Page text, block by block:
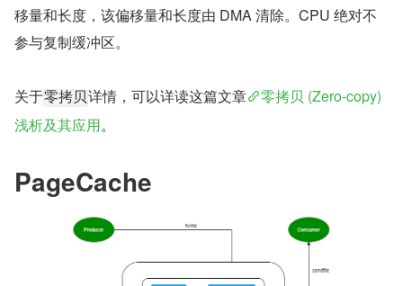
移量和长度，该偏移量和长度由 DMA 清除。CPU 绝对不
参与复制缓冲区。
关于零拷贝详情，可以详读这篇文章
零拷贝 (Zero-copy)
浅析及其应用。
PageCache